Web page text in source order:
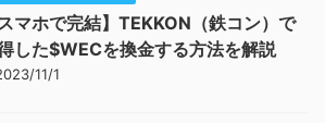
スマホで完結】TEKKON（鉄コン）で
した$WECを換金する方法を解説
11/1